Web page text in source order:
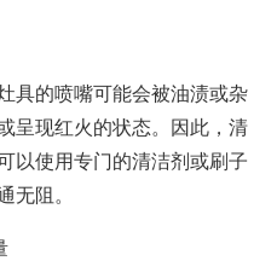
具的喷嘴可能会被油渍或杂
呈现红火的状态。因此，清
以使用专门的清洁剂或刷子
无阻。